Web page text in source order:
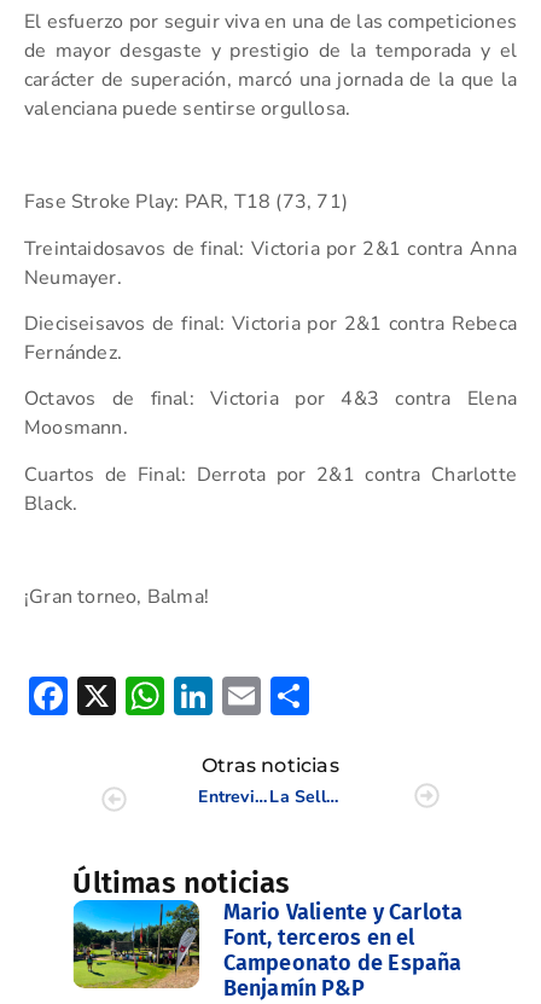
El esfuerzo por seguir viva en una de las competiciones
de mayor desgaste y prestigio de la temporada y el
carácter de superación, marcó una jornada de la que la
valenciana puede sentirse orgullosa.
Fase Stroke Play: PAR, T18 (73, 71)
Treintaidosavos de final: Victoria por 2&1 contra Anna
Neumayer.
Dieciseisavos de final: Victoria por 2&1 contra Rebeca
Fernández.
Octavos de final: Victoria por 4&3 contra Elena
Moosmann.
Cuartos de Final: Derrota por 2&1 contra Charlotte
Black.
¡Gran torneo, Balma!
Facebook
X WhatsApp
LinkedIn
Email
Otras noticias
Entrevista a Juan Rodríguez Gelise, Greenkeeper de Foressos
La Sella Golf recibe la certificación Sicted de compromiso con la calidad turística
Últimas noticias
Mario Valiente y Carlota
Font, terceros en el
Campeonato de España
Benjamín P&P